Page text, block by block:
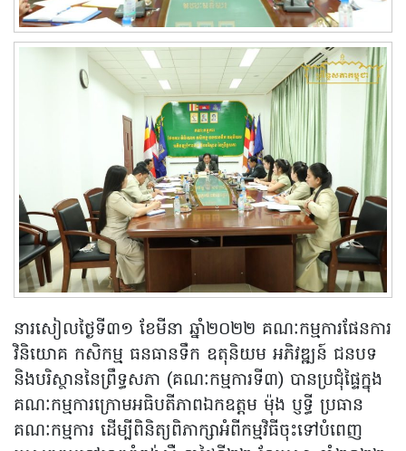
នារសៀលថ្ងៃទី៣១ ខែមីនា ឆ្នាំ២០២២ គណៈកម្មការផែនការ
វិនិយោគ កសិកម្ម ធនធានទឹក ឧតុនិយម អភិវឌ្ឍន៍ ជនបទ
និងបរិស្ថាននៃព្រឹទ្ធសភា (គណៈកម្មការទី៣) បានប្រជុំផ្ទៃក្នុង
គណៈកម្មការក្រោមអធិបតីភាពឯកឧត្តម ម៉ុង ប្ញទ្ធី ប្រធាន
គណៈកម្មការ ដើម្បីពិនិត្យពិភាក្សាអំពីកម្មវិធីចុះទៅបំពេញ